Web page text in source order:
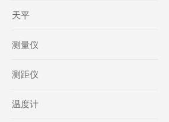
天平
测量仪
测距仪
温度计